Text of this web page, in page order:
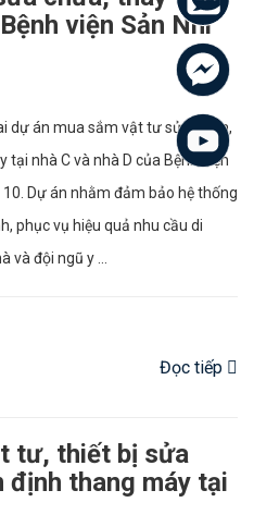
viện Sản Nhi
dự án mua sắm vật tư sửa chữa,
nhà C và nhà D của Bệnh viện
Dự án nhằm đảm bảo hệ thống
phục vụ hiệu quả nhu cầu di
và đội ngũ y ...
Đọc tiếp
tư, thiết bị sửa
thang máy tại